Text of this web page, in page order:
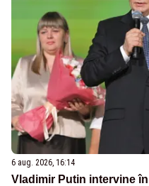
6 aug. 2026, 16:14
Vladimir Putin intervine